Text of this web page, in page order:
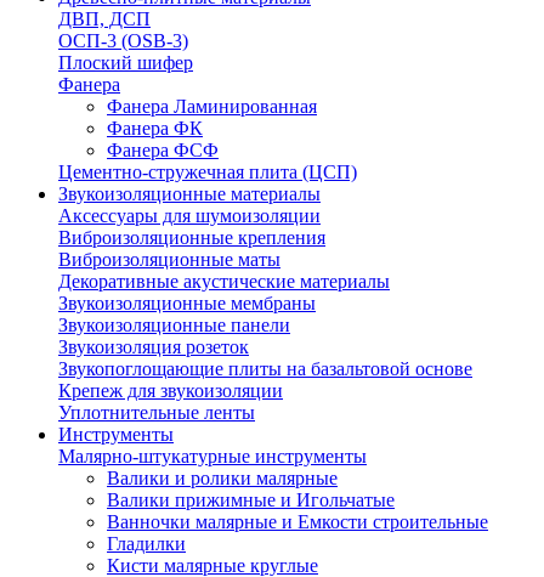
ДВП, ДСП
ОСП-3 (OSB-3)
Плоский шифер
Фанера
Фанера Ламинированная
Фанера ФК
Фанера ФСФ
Цементно-стружечная плита (ЦСП)
Звукоизоляционные материалы
Аксессуары для шумоизоляции
Виброизоляционные крепления
Виброизоляционные маты
Декоративные акустические материалы
Звукоизоляционные мембраны
Звукоизоляционные панели
Звукоизоляция розеток
Звукопоглощающие плиты на базальтовой основе
Крепеж для звукоизоляции
Уплотнительные ленты
Инструменты
Малярно-штукатурные инструменты
Валики и ролики малярные
Валики прижимные и Игольчатые
Ванночки малярные и Емкости строительные
Гладилки
Кисти малярные круглые